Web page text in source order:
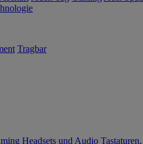
Tragbar
Headsets und Audio